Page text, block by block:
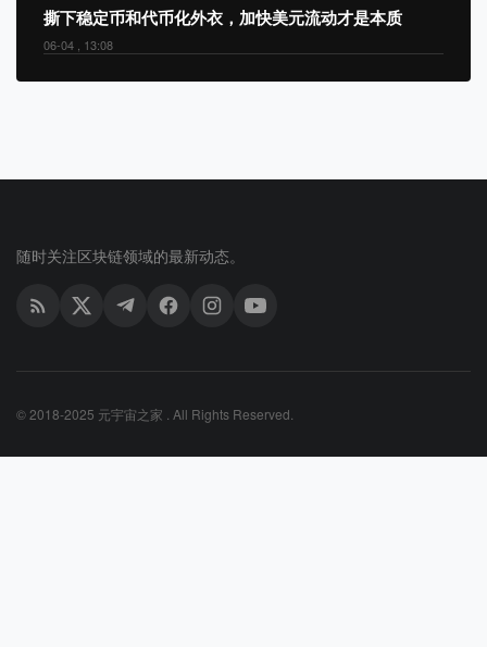
撕下稳定币和代币化外衣，加快美元流动才是本质
06-04 , 13:08
随时关注区块链领域的最新动态。
© 2018-2025 元宇宙之家 . All Rights Reserved.